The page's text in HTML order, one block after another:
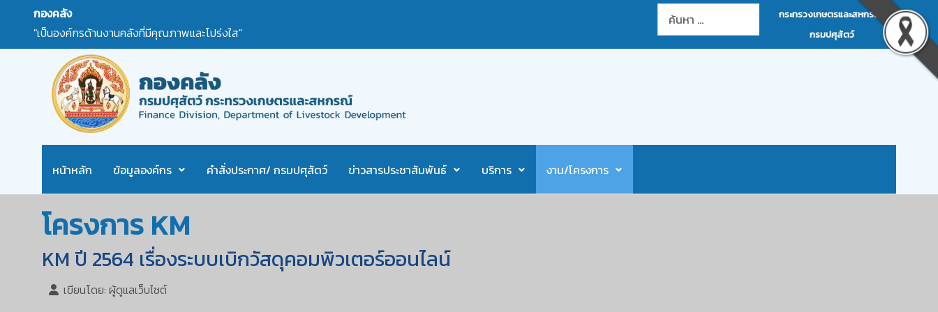
กองคลัง
"เป็นองค์กรด้านงานคลังที่มีคุณภาพและโปร่งใส"
การค้นหา
กระทรวงเกษตรและสหกรณ์
กรมปศุสัตว์
หน้าหลัก ข้อมูลองค์กร คำสั่งประกาศ/ กรมปศุสัตว์ ข่าวสารประชาสัมพันธ์ บริการ งาน/โครงการ
โครงการ KM
KM ปี 2564 เรื่องระบบเบิกวัสดุคอมพิวเตอร์ออนไลน์
เขียนโดย:ผู้ดูแลเว็บไซต์